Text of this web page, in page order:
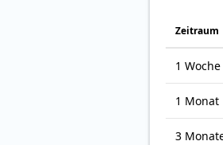
Zeitraum
1 Woche
1 Monat
3